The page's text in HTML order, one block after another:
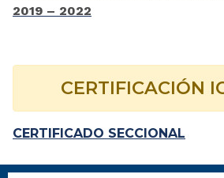
2019 – 2022
CERTIFICACIÓN
CERTIFICADO SECCIONAL